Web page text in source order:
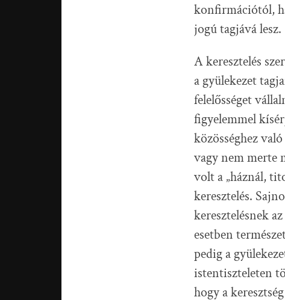
konfirmációtól,
jogú tagjává lesz.
A keresztelés
a gyülekezet
felelősséget
figyelemmel
közösséghez
vagy nem merte
volt a „háznál,
keresztelés.
keresztelésnek
esetben
pedig a
istentiszteleten
hogy a